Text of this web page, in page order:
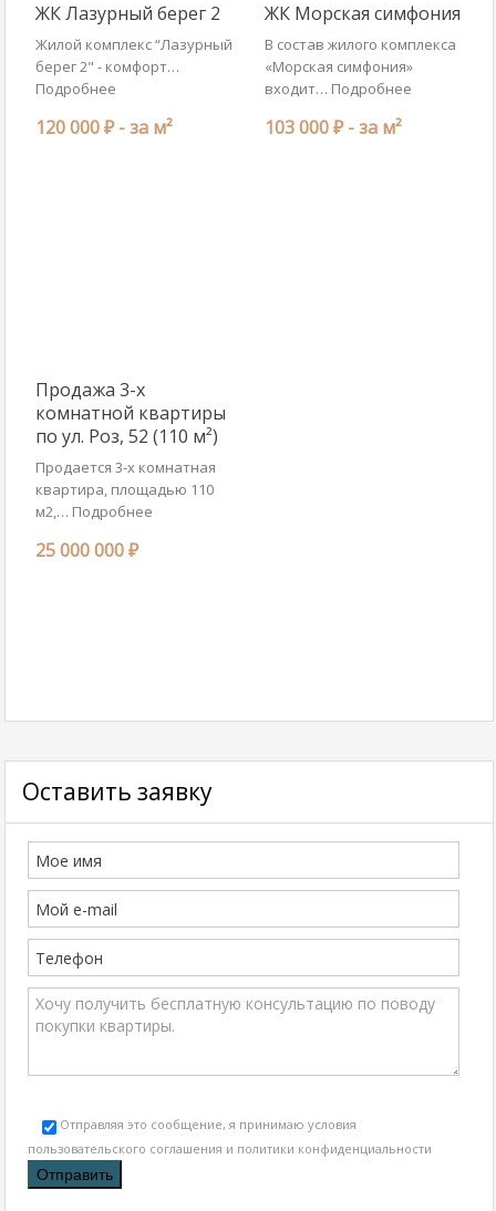
ЖК Лазурный берег 2
Жилой комплекс “Лазурный
берег 2" - комфорт…
Подробнее
120 000 ₽ -за м²
ЖК Морская симфония
В состав жилого комплекса
«Морская симфония»
входит… Подробнее
103 000 ₽ -за м²
Продажа 3-х
комнатной квартиры
по ул. Роз, 52 (110 м²)
Продается 3-х комнатная
квартира, площадью 110
м2,… Подробнее
25 000 000 ₽
Оставить заявку
Отправляя это сообщение, я принимаю условия
пользовательского соглашения и политики конфиденциальности